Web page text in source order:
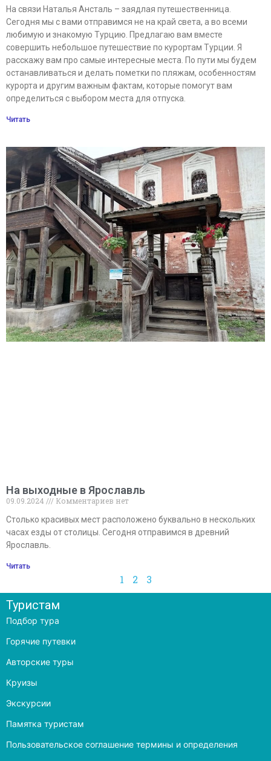
На связи Наталья Ансталь – заядлая путешественница.
Сегодня мы с вами отправимся не на край света, а во всеми
любимую и знакомую Турцию. Предлагаю вам вместе
совершить небольшое путешествие по курортам Турции. Я
расскажу вам про самые интересные места. По пути мы будем
останавливаться и делать пометки по пляжам, особенностям
курорта и другим важным фактам, которые помогут вам
определиться с выбором места для отпуска.
Читать
На выходные в Ярославль
09.09.2024
Комментариев нет
Столько красивых мест расположено буквально в нескольких
часах езды от столицы. Сегодня отправимся в древний
Ярославль.
Читать
1 2 3
Туристам
Подбор тура
Горячие путевки
Авторские туры
Круизы
Экскурсии
Памятка туристам
Пользовательское соглашение термины и определения